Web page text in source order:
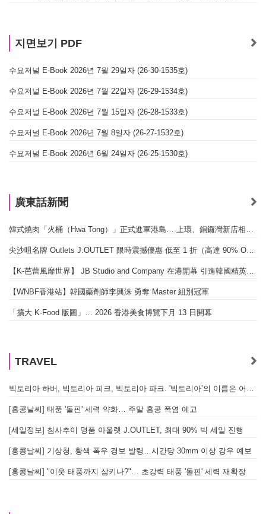
지면보기 PDF
수요저널 E-Book 2026년 7월 29일자 (26-30-1535호)
수요저널 E-Book 2026년 7월 22일자 (26-29-1534호)
수요저널 E-Book 2026년 7월 15일자 (26-28-1533호)
수요저널 E-Book 2026년 7월 8일자 (26-27-1532호)
수요저널 E-Book 2026년 6월 24일자 (26-25-1530호)
廣東話新聞
韓式燒肉「火桶（Hwa Tong）」正式進軍港島… 上環、銅鑼灣新店相繼開幕
尖沙咀名牌 Outlets J.OUTLET 限時震撼優惠 低至 1 折（高達 90% OFF）
【K-芭蕾風靡世界】 JB Studio and Company 在港開幕 引進韓國精英芭蕾教育系統
【WNBF香港站】韓國藥劑師李興洙 勇奪 Master 組別冠軍
「擴大 K-Food 版圖」… 2026 香港美食博覽下月 13 日開幕
TRAVEL
빅토리아 하버, 빅토리아 피크, 빅토리아 파크. '빅토리아’의 이름은 어떻게 온 걸까? - [이승권 원장의 생활칼럼]
[홍콩날씨] 태풍 '돌핀' 세력 약화… 주말 홍콩 폭염 예고
[세일정보] 침사추이 명품 아울렛 J.OUTLET, 최대 90% 빅 세일 진행
[홍콩날씨] 기상청, 황색 폭우 경보 발령…시간당 30mm 이상 강우 예보
[홍콩날씨] "이웃 태풍까지 삼키나?"… 초강력 태풍 '돌핀' 세력 재확장